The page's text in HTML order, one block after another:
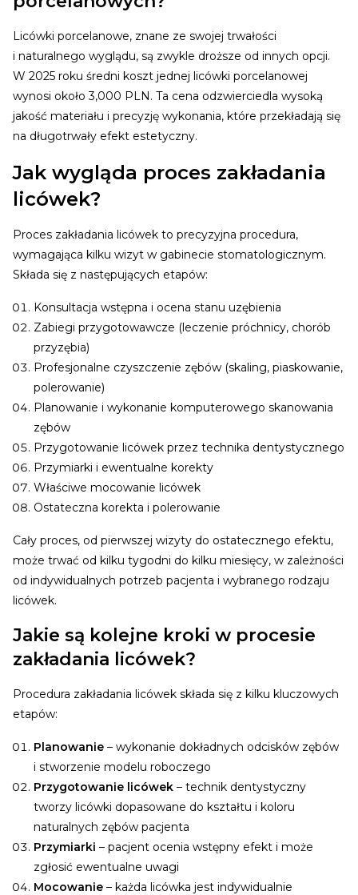
Licówki porcelanowe, znane ze swojej trwałości
i naturalnego wyglądu, są zwykle droższe od innych opcji.
W 2025 roku średni koszt jednej licówki porcelanowej
wynosi około 3,000 PLN. Ta cena odzwierciedla wysoką
jakość materiału i precyzję wykonania, które przekładają się
na długotrwały efekt estetyczny.
Jak wygląda proces zakładania
licówek?
Proces zakładania licówek to precyzyjna procedura,
wymagająca kilku wizyt w gabinecie stomatologicznym.
Składa się z następujących etapów:
Konsultacja wstępna i ocena stanu uzębienia
Zabiegi przygotowawcze (leczenie próchnicy, chorób
przyzębia)
Profesjonalne czyszczenie zębów (skaling, piaskowanie,
polerowanie)
Planowanie i wykonanie komputerowego skanowania
zębów
Przygotowanie licówek przez technika dentystycznego
Przymiarki i ewentualne korekty
Właściwe mocowanie licówek
Ostateczna korekta i polerowanie
Cały proces, od pierwszej wizyty do ostatecznego efektu,
może trwać od kilku tygodni do kilku miesięcy, w zależności
od indywidualnych potrzeb pacjenta i wybranego rodzaju
licówek.
Jakie są kolejne kroki w procesie
zakładania licówek?
Procedura zakładania licówek składa się z kilku kluczowych
etapów:
Planowanie – wykonanie dokładnych odcisków zębów
i stworzenie modelu roboczego
Przygotowanie licówek – technik dentystyczny
tworzy licówki dopasowane do kształtu i koloru
naturalnych zębów pacjenta
Przymiarki – pacjent ocenia wstępny efekt i może
zgłosić ewentualne uwagi
Mocowanie – każda licówka jest indywidualnie